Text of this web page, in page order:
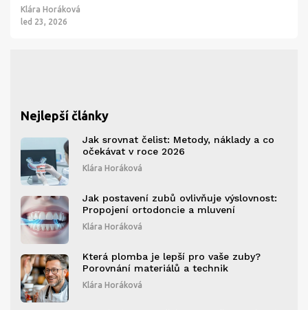
Klára Horáková
led 23, 2026
Nejlepší články
Jak srovnat čelist: Metody, náklady a co
očekávat v roce 2026
Klára Horáková
Jak postavení zubů ovlivňuje výslovnost:
Propojení ortodoncie a mluvení
Klára Horáková
Která plomba je lepší pro vaše zuby?
Porovnání materiálů a technik
Klára Horáková